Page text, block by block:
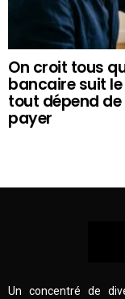
On croit tous
bancaire suit
tout dépend
payer
Un concentré de